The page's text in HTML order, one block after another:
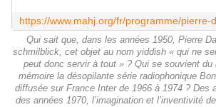
Qui sait que, dans les années 1950, Pierre
schmilblick, cet objet au nom yiddish « qui ne
peut donc servir à tout » ? Qui se souvient du
mémoire la désopilante série radiophonique
diffusée sur France Inter de 1966 à 1974 ? Des
des années 1970, l’imagination et l’inventivité